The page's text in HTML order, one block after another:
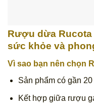
Rượu dừa
sức khỏe và
Vì sao bạn nên chọn
Sản phẩm có gần
Kết hợp giữa rượu